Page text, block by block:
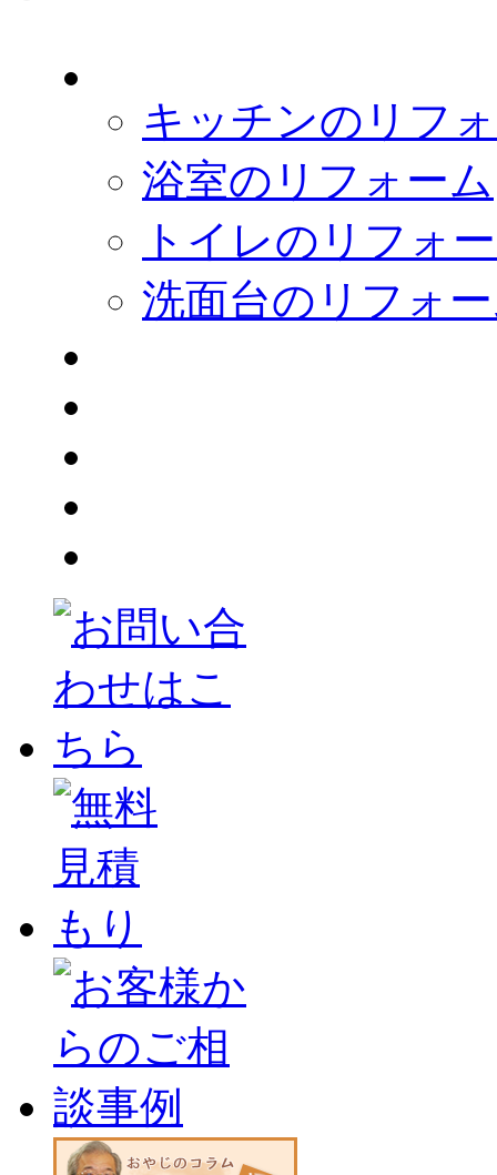
キッチンのリフ
浴室のリフォーム
トイレのリフォ
洗面台のリフォ